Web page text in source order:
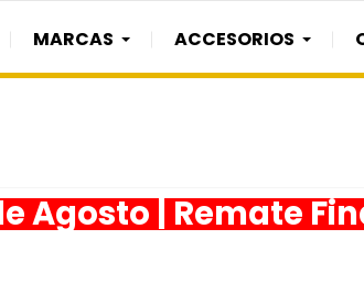
MARCAS ACCESORIOS
Agosto | Remate